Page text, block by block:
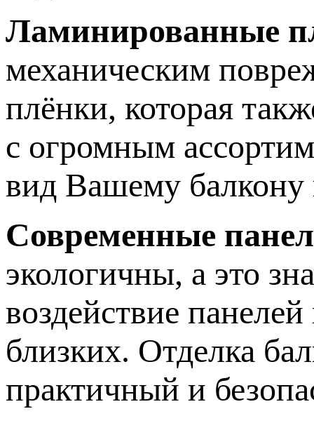
Ламинированные
механическим
плёнки, которая
с огромным
вид Вашему
Современные
экологичны, а это
воздействие
близких. Отделка
практичный и